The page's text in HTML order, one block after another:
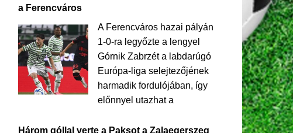
a Ferencváros
A Ferencváros hazai pályán
1-0-ra legyőzte a lengyel
Górnik Zabrzét a labdarúgó
Európa-liga selejtezőjének
harmadik fordulójában, így
előnnyel utazhat a
Három góllal verte a Paksot a Zalaegerszeg